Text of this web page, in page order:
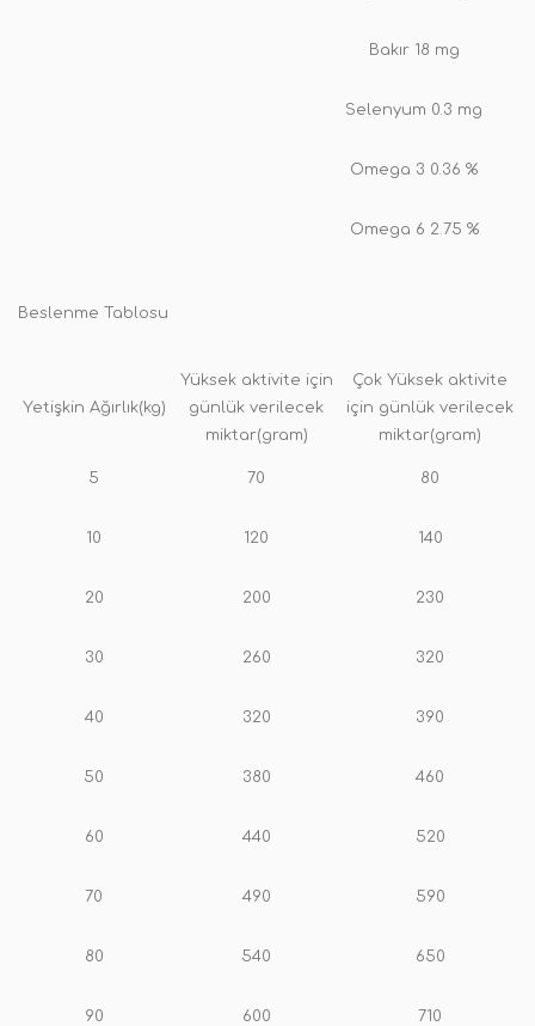
Bakır 18 mg
Selenyum 0.3 mg
Omega 3 0.36 %
Omega 6 2.75 %
Beslenme Tablosu
Yetişkin Ağırlık(kg)
Yüksek aktivite için
günlük verilecek
miktar(gram)
Çok Yüksek aktivite
için günlük verilecek
miktar(gram)
5 70 80
10 120 140
20 200 230
30 260 320
40 320 390
50 380 460
60 440 520
70 490 590
80 540 650
90 600 710